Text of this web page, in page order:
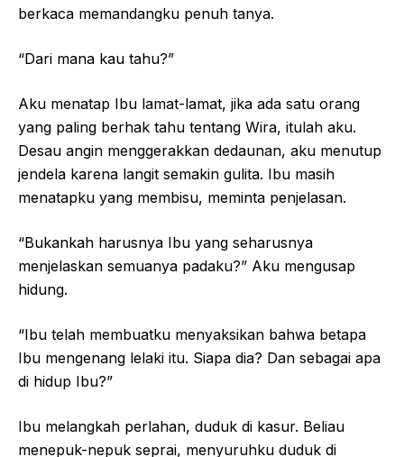
berkaca memandangku penuh tanya.
“Dari mana kau tahu?”
Aku menatap Ibu lamat-lamat, jika ada satu orang
yang paling berhak tahu tentang Wira, itulah aku.
Desau angin menggerakkan dedaunan, aku menutup
jendela karena langit semakin gulita. Ibu masih
menatapku yang membisu, meminta penjelasan.
“Bukankah harusnya Ibu yang seharusnya
menjelaskan semuanya padaku?” Aku mengusap
hidung.
“Ibu telah membuatku menyaksikan bahwa betapa
Ibu mengenang lelaki itu. Siapa dia? Dan sebagai apa
di hidup Ibu?”
Ibu melangkah perlahan, duduk di kasur. Beliau
menepuk-nepuk seprai, menyuruhku duduk di